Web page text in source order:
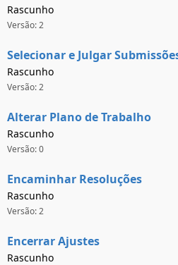
Rascunho
Versão: 2
Selecionar e Julgar
Rascunho
Versão: 2
Alterar Plano de Trabalho
Rascunho
Versão: 0
Encaminhar Resoluções
Rascunho
Versão: 2
Encerrar Ajustes
Rascunho